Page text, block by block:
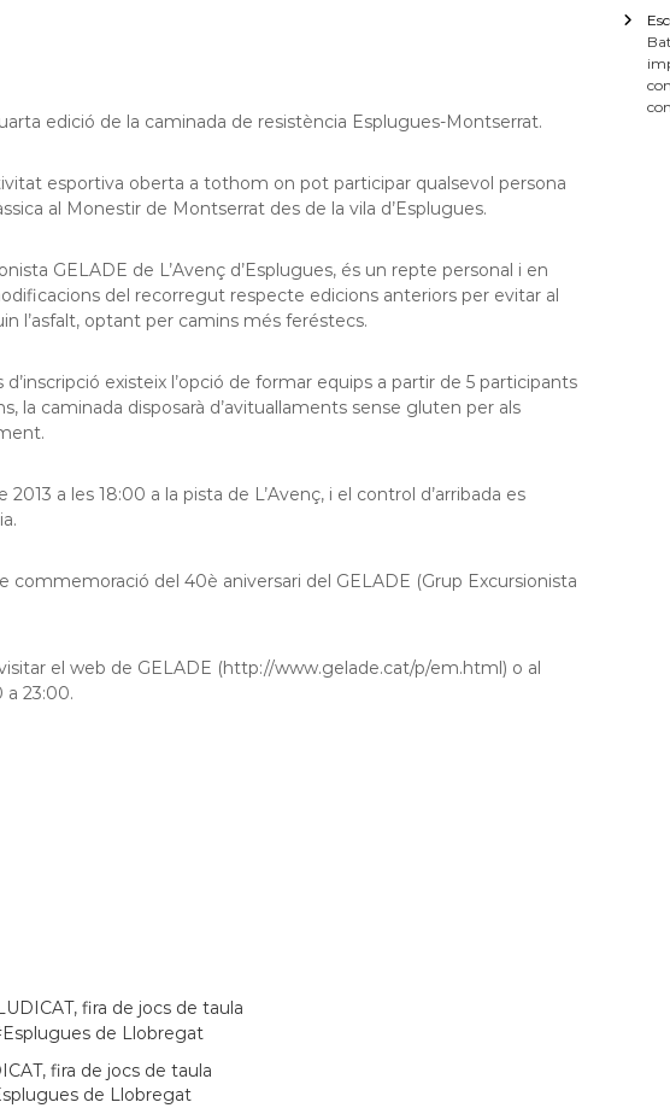
edició de la caminada de resistència Esplugues-Montserrat.
esportiva oberta a tothom on pot participar qualsevol persona
al Monestir de Montserrat des de la vila d’Esplugues.
GELADE de L’Avenç d’Esplugues, és un repte personal i en
del recorregut respecte edicions anteriors per evitar al
l’asfalt, optant per camins més feréstecs.
existeix l’opció de formar equips a partir de 5 participants
la caminada disposarà d’avituallaments sense gluten per als
a les 18:00 a la pista de L’Avenç, i el control d’arribada es
del 40è aniversari del GELADE (Grup Excursionista
el web de GELADE (http://www.gelade.cat/p/em.html) o al
a 23:00.
fira de jocs de taula
de Llobregat